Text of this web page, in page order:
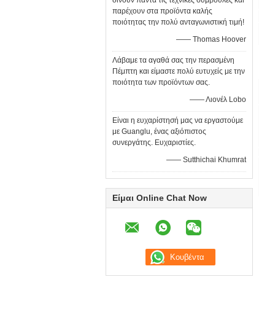
παρέχουν στα προϊόντα καλής
ποιότητας την πολύ ανταγωνιστική τιμή!
—— Thomas Hoover
Λάβαμε τα αγαθά σας την περασμένη
Πέμπτη και είμαστε πολύ ευτυχείς με την
ποιότητα των προϊόντων σας.
—— Λιονέλ Lobo
Είναι η ευχαρίστησή μας να εργαστούμε
με Guanglu, ένας αξιόπιστος
συνεργάτης. Ευχαριστίες.
—— Sutthichai Khumrat
Είμαι Online Chat Now